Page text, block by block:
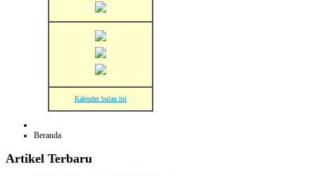
Kalender bulan ini
Beranda
Artikel Terbaru